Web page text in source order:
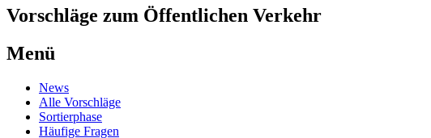
Vorschläge zum Öffentlichen Verkehr
Menü
Zum
Inhalt
springen
News
Alle Vorschläge
Sortierphase
Häufige Fragen